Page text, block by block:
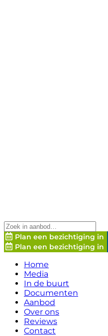
Plan een bezichtiging in
Plan een bezichtiging in
Home
Media
In de buurt
Documenten
Aanbod
Over ons
Reviews
Contact